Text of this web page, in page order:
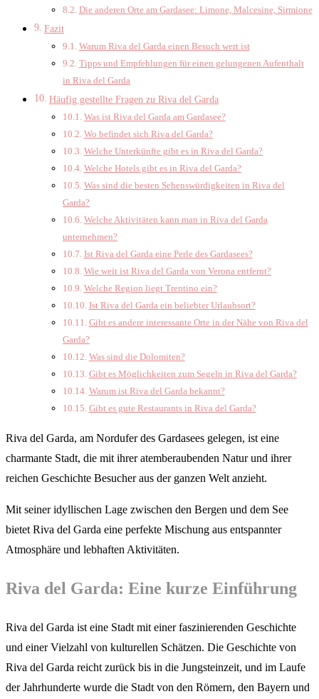
Die anderen Orte am Gardasee: Limone, Malcesine, Sirmione
Fazit
Warum Riva del Garda einen Besuch wert ist
Tipps und Empfehlungen für einen gelungenen Aufenthalt
in Riva del Garda
Häufig gestellte Fragen zu Riva del Garda
Was ist Riva del Garda am Gardasee?
Wo befindet sich Riva del Garda?
Welche Unterkünfte gibt es in Riva del Garda?
Welche Hotels gibt es in Riva del Garda?
Was sind die besten Sehenswürdigkeiten in Riva del
Garda?
Welche Aktivitäten kann man in Riva del Garda
unternehmen?
Ist Riva del Garda eine Perle des Gardasees?
Wie weit ist Riva del Garda von Verona entfernt?
Welche Region liegt Trentino ein?
Ist Riva del Garda ein beliebter Urlaubsort?
Gibt es andere interessante Orte in der Nähe von Riva del
Garda?
Was sind die Dolomiten?
Gibt es Möglichkeiten zum Segeln in Riva del Garda?
Warum ist Riva del Garda bekannt?
Gibt es gute Restaurants in Riva del Garda?
Riva del Garda, am Nordufer des Gardasees gelegen, ist eine
charmante Stadt, die mit ihrer atemberaubenden Natur und ihrer
reichen Geschichte Besucher aus der ganzen Welt anzieht.
Mit seiner idyllischen Lage zwischen den Bergen und dem See
bietet Riva del Garda eine perfekte Mischung aus entspannter
Atmosphäre und lebhaften Aktivitäten.
Riva del Garda: Eine kurze Einführung
Riva del Garda ist eine Stadt mit einer faszinierenden Geschichte
und einer Vielzahl von kulturellen Schätzen. Die Geschichte von
Riva del Garda reicht zurück bis in die Jungsteinzeit, und im Laufe
der Jahrhunderte wurde die Stadt von den Römern, den Bayern und